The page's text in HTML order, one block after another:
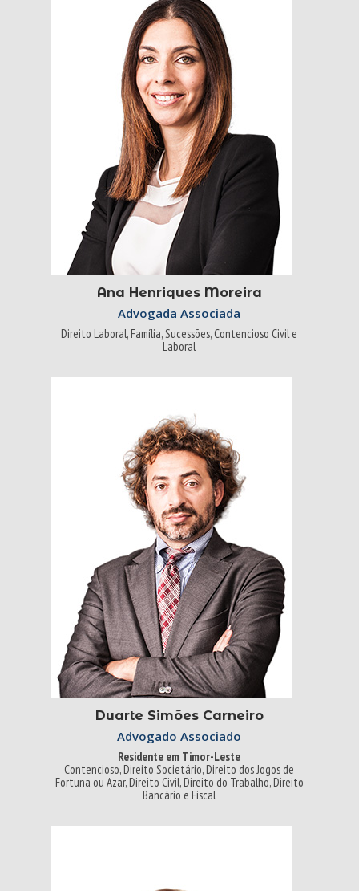
Ana Henriques Moreira
Advogada Associada
Direito Laboral, Família, Sucessões, Contencioso Civil e
Laboral
Duarte Simões Carneiro
Advogado Associado
Residente em Timor-Leste
Contencioso, Direito Societário, Direito dos Jogos de
Fortuna ou Azar, Direito Civil, Direito do Trabalho, Direito
Bancário e Fiscal